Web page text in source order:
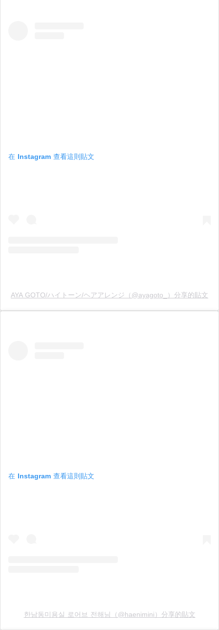
在 Instagram 查看這則貼文
AYA GOTO/ハイトーン/ヘアアレンジ（@ayagoto_）分享的貼文
在 Instagram 查看這則貼文
한남동미용실 로어브 전해님（@haenimini）分享的貼文